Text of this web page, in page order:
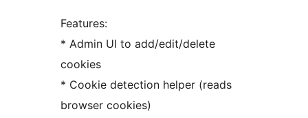
Features:
* Admin UI to add/edit/delete
cookies
* Cookie detection helper (reads
browser cookies)